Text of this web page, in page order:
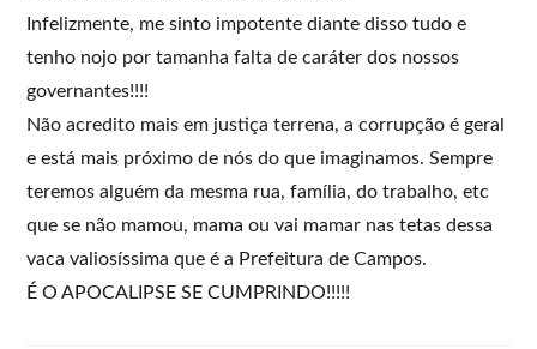
Infelizmente, me sinto impotente diante disso tudo e
tenho nojo por tamanha falta de caráter dos nossos
governantes!!!!
Não acredito mais em justiça terrena, a corrupção é geral
e está mais próximo de nós do que imaginamos. Sempre
teremos alguém da mesma rua, família, do trabalho, etc
que se não mamou, mama ou vai mamar nas tetas dessa
vaca valiosíssima que é a Prefeitura de Campos.
É O APOCALIPSE SE CUMPRINDO!!!!!